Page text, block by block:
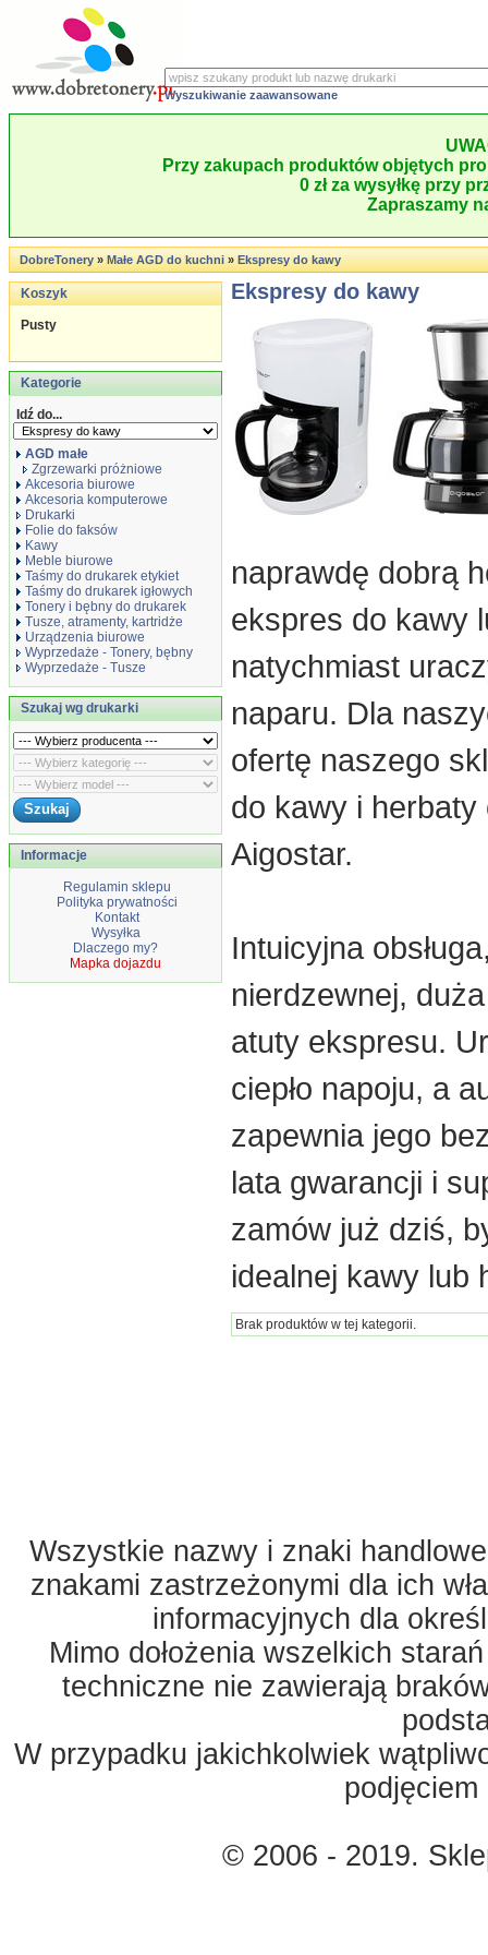
Wyszukiwanie zaawansowane
Przy zakupach produktów objętych
0 zł za wysyłkę przy
Zapraszamy
DobreTonery»Małe AGD do kuchni»Ekspresy do kawy
Koszyk
Pusty
Kategorie
Idź do...
AGD małe
Zgrzewarki próżniowe
Akcesoria biurowe
Akcesoria komputerowe
Drukarki
Folie do faksów
Kawy
Meble biurowe
Taśmy do drukarek etykiet
Taśmy do drukarek igłowych
Tonery i bębny do drukarek
Tusze, atramenty, kartridże
Urządzenia biurowe
Wyprzedaże - Tonery, bębny
Wyprzedaże - Tusze
Szukaj wg drukarki
Informacje
Regulamin sklepu
Polityka prywatności
Kontakt
Wysyłka
Dlaczego my?
Mapka dojazdu
Ekspresy do kawy
naprawdę dobrą
ekspres do kawy
natychmiast
naparu. Dla
ofertę naszego
do kawy i
Aigostar.
Intuicyjna
nierdzewnej,
atuty ekspresu.
ciepło napoju, a
zapewnia jego
lata gwarancji i
zamów już dziś,
idealnej kawy lub
Brak produktów w tej kategorii.
Wszystkie nazwy i znaki
znakami zastrzeżonymi dla ich
informacyjnych dla
Mimo dołożenia wszelkich
techniczne nie zawierają
W przypadku jakichkolwiek
© 2006 - 2019.